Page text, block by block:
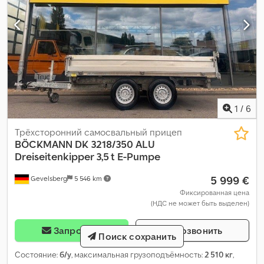
1 / 6
Gevelsberg 5 546 km
Трёхсторонний самосвальный прицеп
BÖCKMANN DK 3218/350 ALU
Dreiseitenkipper 3,5 t E-Pumpe
5 999 €
Фиксированная цена
(НДС не может быть выделен)
Запросить Позвонить
Состояние:б/у, максимальная грузоподъёмность: 2 510 кг,
Поиск сохранить